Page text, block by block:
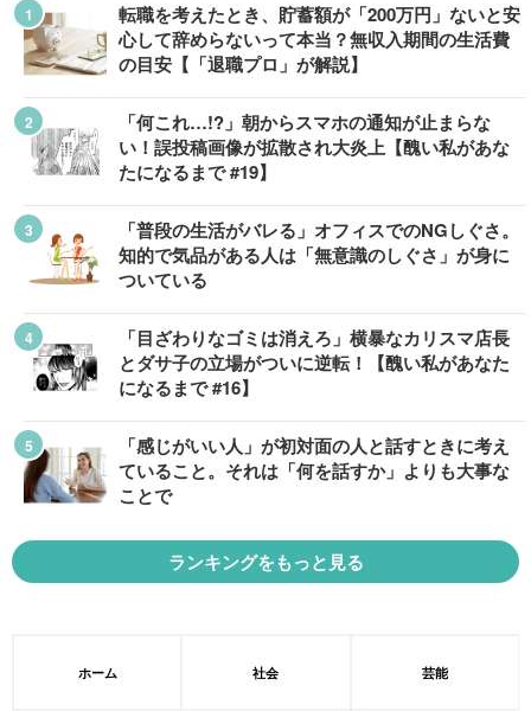
転職を考えたとき、貯蓄額が「200万円」ないと安
心して辞めらないって本当？無収入期間の生活費
の目安【「退職プロ」が解説】
「何これ…!?」朝からスマホの通知が止まらな
い！誤投稿画像が拡散され大炎上【醜い私があな
たになるまで #19】
「普段の生活がバレる」オフィスでのNGしぐさ。
知的で気品がある人は「無意識のしぐさ」が身に
ついている
「目ざわりなゴミは消えろ」横暴なカリスマ店長
とダサ子の立場がついに逆転！【醜い私があなた
になるまで #16】
「感じがいい人」が初対面の人と話すときに考え
ていること。それは「何を話すか」よりも大事な
ことで
ランキングをもっと見る
ホーム 社会 芸能